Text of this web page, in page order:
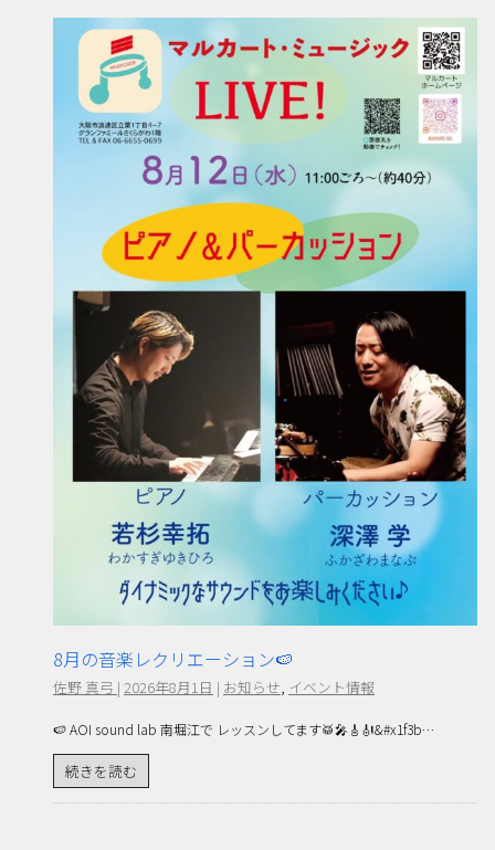
8月の音楽レクリエーション🍉
佐野 真弓 | 2026年8月1日 | お知らせ イベント情報
🍉 AOI sound lab 南堀江で レッスンしてます🥁🎤🎸🎻&#x1f3b…
続きを読む